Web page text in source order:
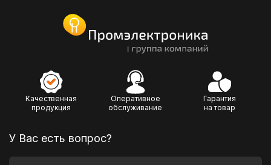
Качественная
продукция
Оперативное
обслуживание
Гарантия
на товар
У Вас есть вопрос?